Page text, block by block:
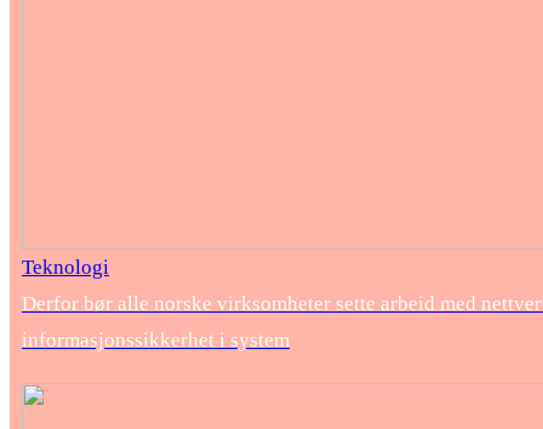
Teknologi
Derfor bør alle norske virksomheter sette arbeid med
informasjonssikkerhet i system